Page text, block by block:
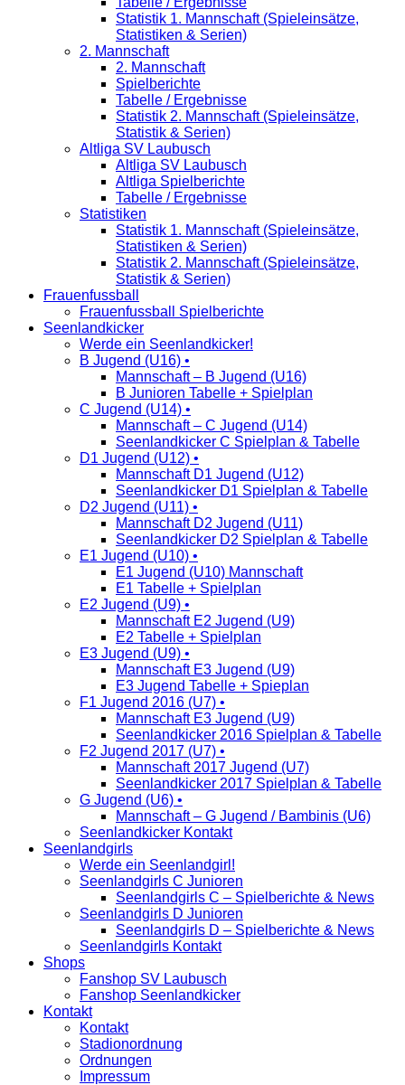
Statistik 1. Mannschaft (Spieleinsätze,
Statistiken & Serien)
2. Mannschaft
2. Mannschaft
Spielberichte
Tabelle / Ergebnisse
Statistik 2. Mannschaft (Spieleinsätze,
Statistik & Serien)
Altliga SV Laubusch
Altliga SV Laubusch
Altliga Spielberichte
Tabelle / Ergebnisse
Statistiken
Statistik 1. Mannschaft (Spieleinsätze,
Statistiken & Serien)
Statistik 2. Mannschaft (Spieleinsätze,
Statistik & Serien)
Frauenfussball
Frauenfussball Spielberichte
Seenlandkicker
Werde ein Seenlandkicker!
B Jugend (U16) •
Mannschaft – B Jugend (U16)
B Junioren Tabelle + Spielplan
C Jugend (U14) •
Mannschaft – C Jugend (U14)
Seenlandkicker C Spielplan & Tabelle
D1 Jugend (U12) •
Mannschaft D1 Jugend (U12)
Seenlandkicker D1 Spielplan & Tabelle
D2 Jugend (U11) •
Mannschaft D2 Jugend (U11)
Seenlandkicker D2 Spielplan & Tabelle
E1 Jugend (U10) •
E1 Jugend (U10) Mannschaft
E1 Tabelle + Spielplan
E2 Jugend (U9) •
Mannschaft E2 Jugend (U9)
E2 Tabelle + Spielplan
E3 Jugend (U9) •
Mannschaft E3 Jugend (U9)
E3 Jugend Tabelle + Spieplan
F1 Jugend 2016 (U7) •
Mannschaft E3 Jugend (U9)
Seenlandkicker 2016 Spielplan & Tabelle
F2 Jugend 2017 (U7) •
Mannschaft 2017 Jugend (U7)
Seenlandkicker 2017 Spielplan & Tabelle
G Jugend (U6) •
Mannschaft – G Jugend / Bambinis (U6)
Seenlandkicker Kontakt
Seenlandgirls
Werde ein Seenlandgirl!
Seenlandgirls C Junioren
Seenlandgirls C – Spielberichte & News
Seenlandgirls D Junioren
Seenlandgirls D – Spielberichte & News
Seenlandgirls Kontakt
Shops
Fanshop SV Laubusch
Fanshop Seenlandkicker
Kontakt
Kontakt
Stadionordnung
Ordnungen
Impressum